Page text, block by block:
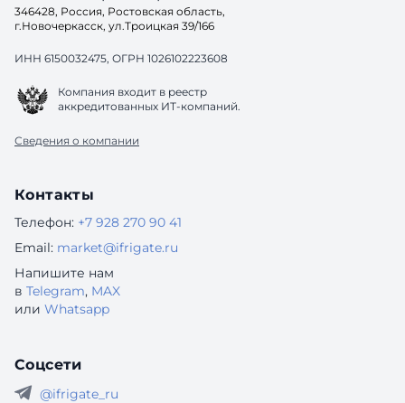
346428, Россия, Ростовская область,
г.Новочеркасск, ул.Троицкая 39/166
ИНН 6150032475, ОГРН 1026102223608
Компания входит в реестр
аккредитованных ИТ-компаний.
Сведения о компании
Контакты
Телефон: +7 928 270 90 41
Email: market@ifrigate.ru
Напишите нам
в Telegram, MAX
или Whatsapp
Соцсети
@ifrigate_ru